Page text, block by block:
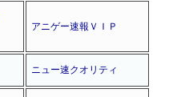
アニゲー速報ＶＩＰ
ニュー速クオリティ